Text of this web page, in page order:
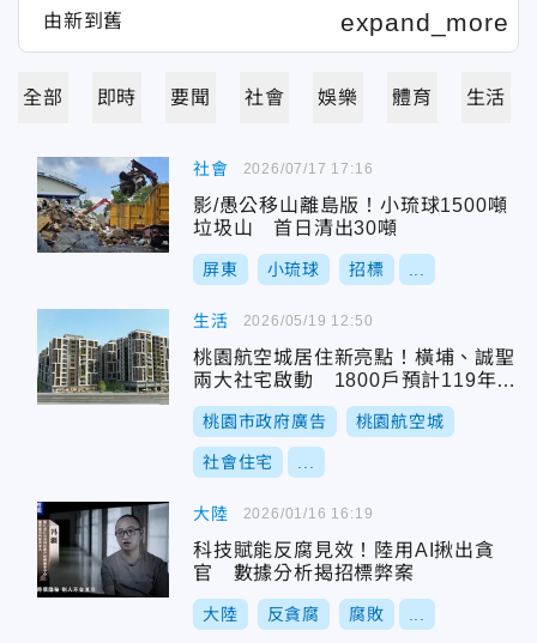
全部 即時 要聞 社會 娛樂 體育 生活
社會
影/愚公移山離島版！小琉球1500噸
垃圾山 首日清出30噸
屏東 小琉球 招標
2026/07/17 17:16
生活
桃園航空城居住新亮點！橫埔、誠聖
兩大社宅啟動 1800戶預計119年完
工
桃園市政府廣告 桃園航空城
社會住宅
2026/05/19 12:50
大陸
科技賦能反腐見效！陸用AI揪出貪
官 數據分析揭招標弊案
大陸 反貪腐 腐敗
2026/01/16 16:19